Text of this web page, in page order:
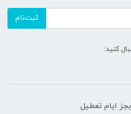
ثبت‌نام
کنید: